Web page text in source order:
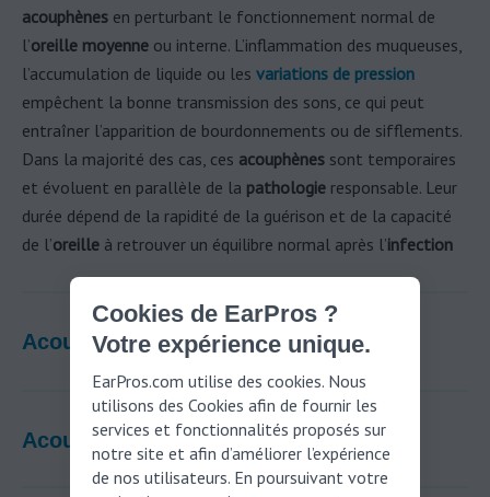
acouphènes en perturbant le fonctionnement normal de
l’oreille moyenne ou interne. L’inflammation des muqueuses,
l’accumulation de liquide ou les variations de pression
empêchent la bonne transmission des sons, ce qui peut
entraîner l’apparition de bourdonnements ou de sifflements.
Dans la majorité des cas, ces acouphènes sont temporaires
et évoluent en parallèle de la pathologie responsable. Leur
durée dépend de la rapidité de la guérison et de la capacité
de l’oreille à retrouver un équilibre normal après l’infection
Acouphènes et rhume
Acouphènes après une otite
Cookies de EarPros ?
Votre expérience unique.
EarPros.com utilise des cookies. Nous
utilisons des Cookies afin de fournir les
services et fonctionnalités proposés sur
notre site et afin d’améliorer l’expérience
de nos utilisateurs. En poursuivant votre